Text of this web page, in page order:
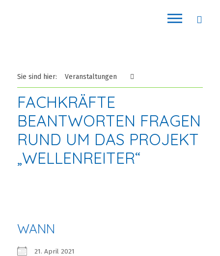
Sie sind hier: Veranstaltungen
FACHKRÄFTE
BEANTWORTEN FRAGEN
RUND UM DAS PROJEKT
„WELLENREITER“
WANN
21. April 2021